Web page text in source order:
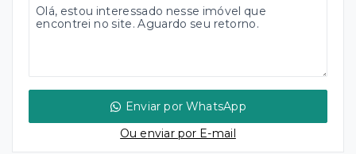
Enviar por WhatsApp
Ou enviar por E-mail